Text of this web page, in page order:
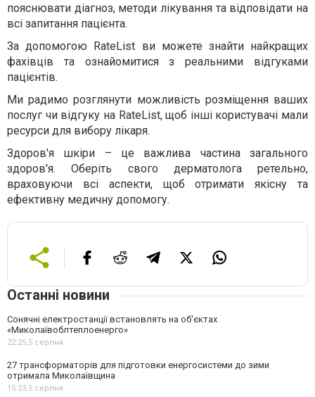
пояснювати діагноз, методи лікування та відповідати на
всі запитання пацієнта.
За допомогою RateList ви можете знайти найкращих
фахівців та ознайомитися з реальними відгуками
пацієнтів.
Ми радимо розглянути можливість розміщення ваших
послуг чи відгуку на RateList, щоб інші користувачі мали
ресурси для вибору лікаря.
Здоров'я шкіри – це важлива частина загального
здоров'я. Оберіть свого дерматолога ретельно,
враховуючи всі аспекти, щоб отримати якісну та
ефективну медичну допомогу.
Останні новини
Сонячні електростанції встановлять на об'єктах
«Миколаївоблтеплоенерго»
22:25,5 серпня
27 трансформаторів для підготовки енергосистеми до зими
отримала Миколаївщина
15:23,5 серпня